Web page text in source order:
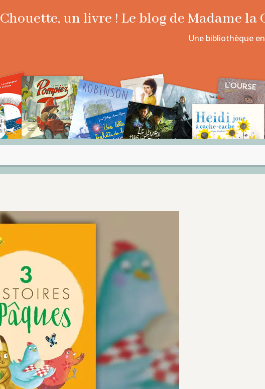
Chouette, un livre ! Le blog de Madame la
Une bibliothèque